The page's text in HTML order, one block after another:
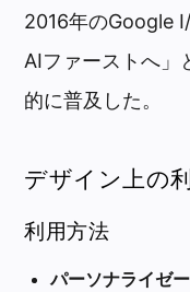
2016年のGoogle
AIファーストへ」
的に普及した。
デザイン上の
利用方法
パーソナライゼ